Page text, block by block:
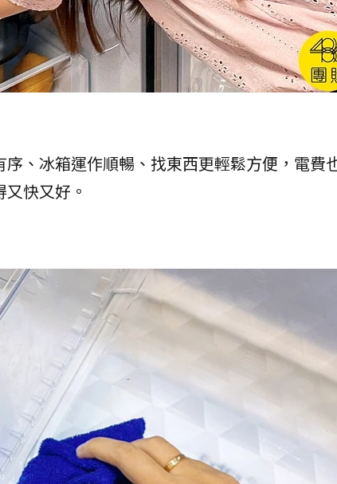
、冰箱運作順暢、找東西更輕鬆方便，電費
快又好。